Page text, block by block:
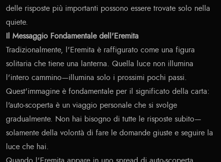
delle risposte più importanti possono essere trovate solo nella
quiete.
Il Messaggio Fondamentale dell'Eremita
Tradizionalmente, l'Eremita è raffigurato come una figura
solitaria che tiene una lanterna. Quella luce non illumina
l'intero cammino—illumina solo i prossimi pochi passi.
Quest'immagine è fondamentale per il significato della carta:
l'auto-scoperta è un viaggio personale che si svolge
gradualmente. Non hai bisogno di tutte le risposte subito—
solamente della volontà di fare le domande giuste e seguire la
luce che hai.